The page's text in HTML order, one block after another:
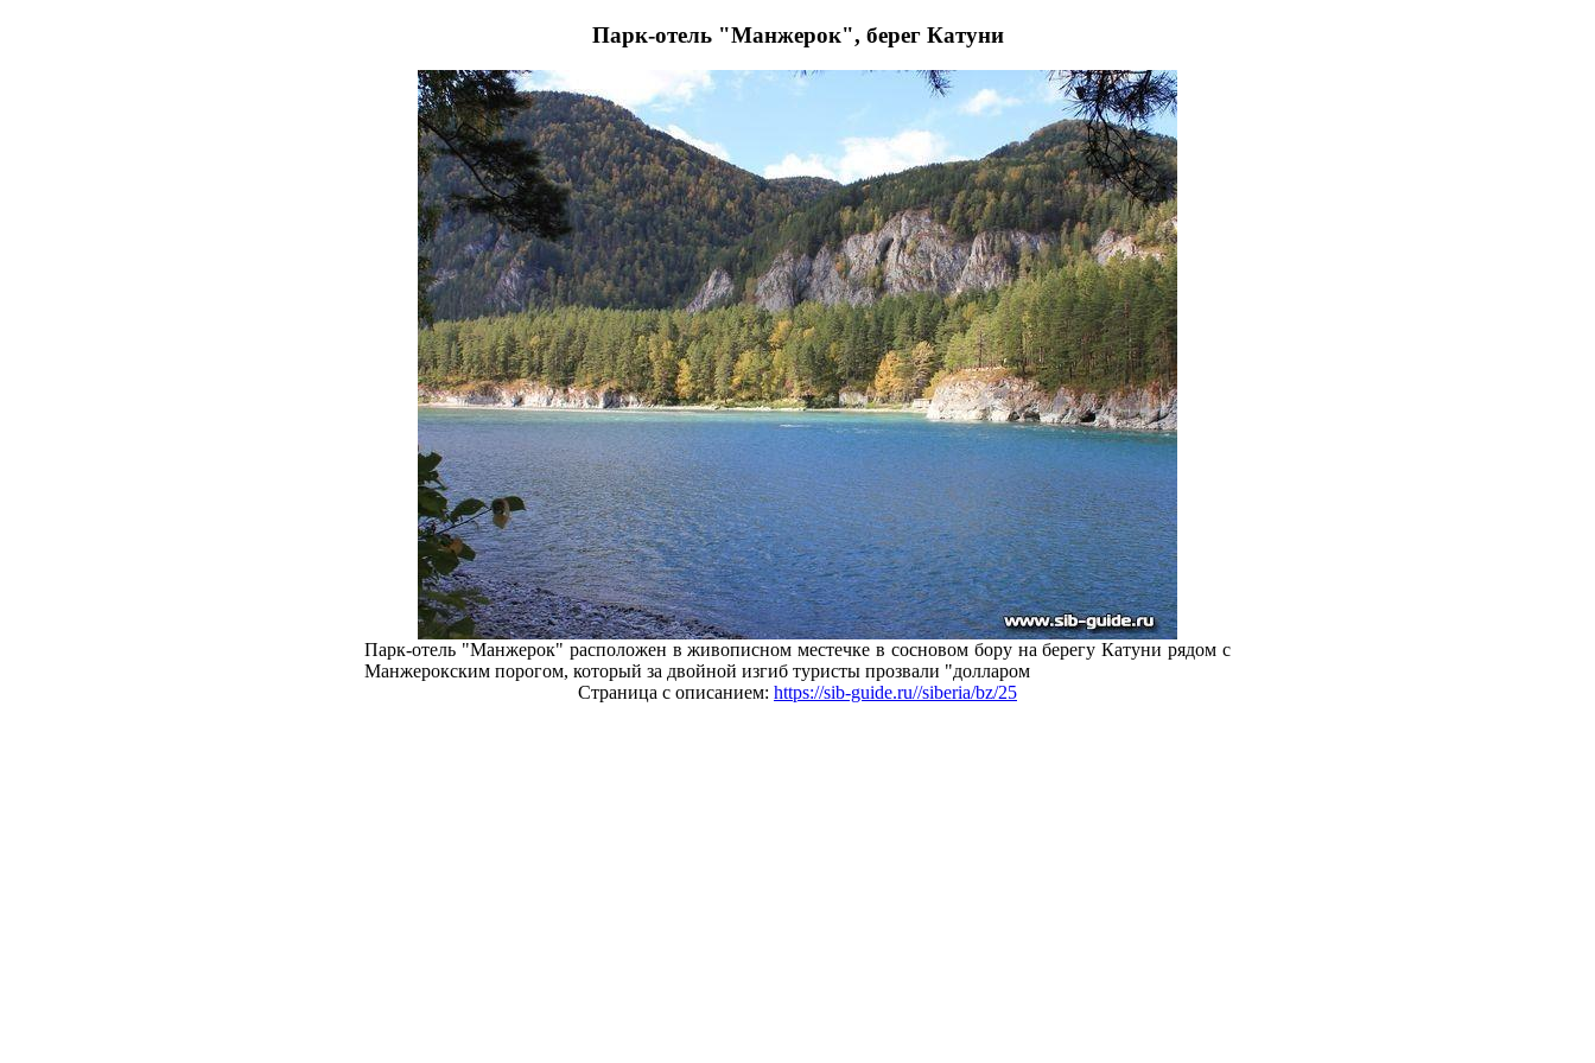
Парк-отель "Манжерок", берег Катуни
Парк-отель "Манжерок" расположен в живописном местечке в сосновом бору на берегу Катуни рядом с
Манжерокским порогом, который за двойной изгиб туристы прозвали "долларом
Страница с описанием: https://sib-guide.ru//siberia/bz/25